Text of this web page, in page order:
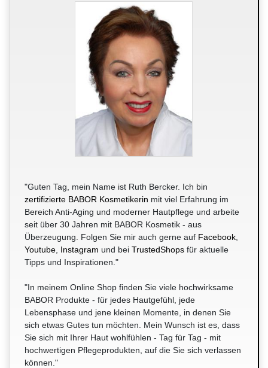
"Guten Tag, mein Name ist Ruth Bercker. Ich bin
zertifizierte BABOR Kosmetikerin mit viel Erfahrung im
Bereich Anti-Aging und moderner Hautpflege und arbeite
seit über 30 Jahren mit BABOR Kosmetik - aus
Überzeugung. Folgen Sie mir auch gerne auf Facebook
Youtube Instagram und bei TrustedShops für aktuelle
Tipps und Inspirationen."
"In meinem Online Shop finden Sie viele hochwirksame
BABOR Produkte - für jedes Hautgefühl, jede
Lebensphase und jene kleinen Momente, in denen Sie
sich etwas Gutes tun möchten. Mein Wunsch ist es, dass
Sie sich mit Ihrer Haut wohlfühlen - Tag für Tag - mit
hochwertigen Pflegeprodukten, auf die Sie sich verlassen
können."